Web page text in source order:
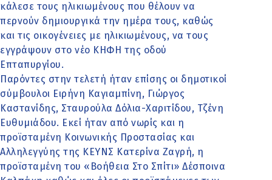
κάλεσε τους ηλικιωμένους που θέλουν να
περνούν δημιουργικά την ημέρα τους, καθώς
και τις οικογένειες με ηλικιωμένους, να τους
εγγράψουν στο νέο ΚΗΦΗ της οδού
Επταπυργίου.
Παρόντες στην τελετή ήταν επίσης οι δημοτικοί
σύμβουλοι Ειρήνη Καγιαμπίνη, Γιώργος
Καστανίδης, Σταυρούλα Δόλια-Χαριτίδου, Τζένη
Ευθυμιάδου. Εκεί ήταν από νωρίς και η
προϊσταμένη Κοινωνικής Προστασίας και
Αλληλεγγύης της ΚΕΥΝΣ Κατερίνα Ζαγρή, η
προϊσταμένη του «Βοήθεια Στο Σπίτι» Δέσποινα